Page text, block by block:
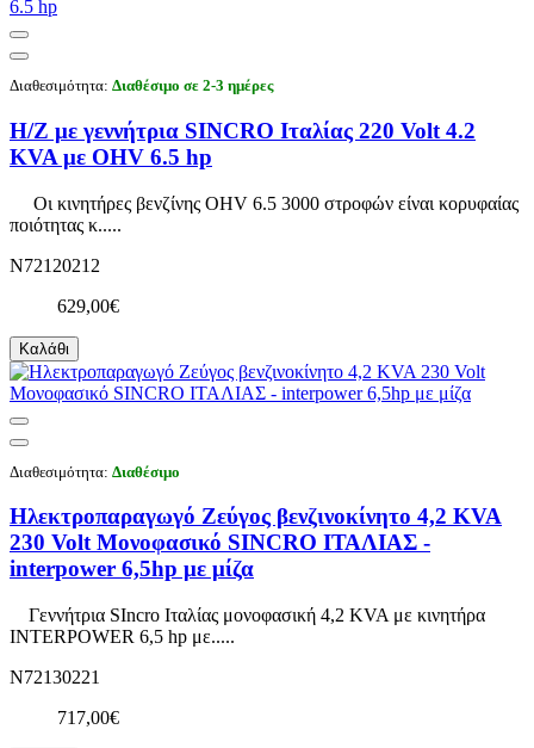
Διαθεσιμότητα: Διαθέσιμο σε 2-3 ημέρες
Η/Ζ με γεννήτρια SINCRO Ιταλίας 220 Volt 4.2
KVA με OHV 6.5 hp
Οι κινητήρες βενζίνης OHV 6.5 3000 στροφών είναι κορυφαίας
ποιότητας κ.....
N72120212
629,00€
Καλάθι
Διαθεσιμότητα: Διαθέσιμο
Ηλεκτροπαραγωγό Ζεύγος βενζινοκίνητο 4,2 KVA
230 Volt Μονοφασικό SINCRO ΙΤΑΛΙΑΣ -
interpower 6,5hp με μίζα
Γεννήτρια SIncro Ιταλίας μονοφασική 4,2 KVA με κινητήρα
INTERPOWER 6,5 hp με.....
N72130221
717,00€